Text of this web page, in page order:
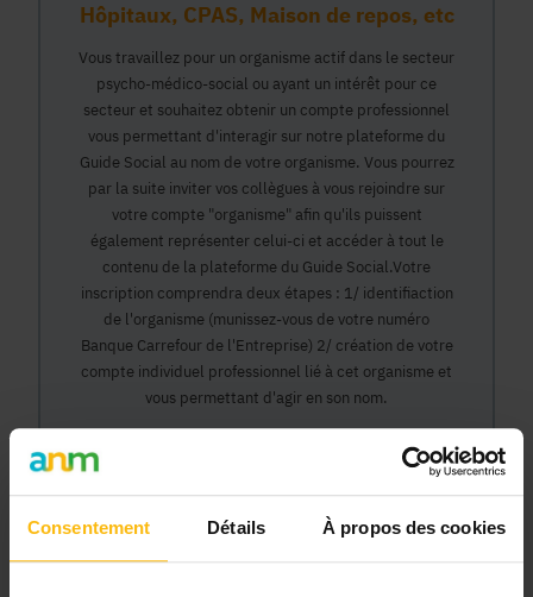
Consentement Détails À propos des cookies
Hôpitaux, CPAS, Maison de repos, etc
Vous travaillez pour un organisme actif dans le secteur
psycho-médico-social ou ayant un intérêt pour ce
secteur et souhaitez obtenir un compte professionnel
vous permettant d'interagir sur notre plateforme du
Guide Social au nom de votre organisme. Vous pourrez
par la suite inviter vos collègues à vous rejoindre sur
votre compte "organisme" afin qu'ils puissent
également représenter celui-ci et accéder à tout le
contenu de la plateforme du Guide Social.Votre
inscription comprendra deux étapes : 1/ identifiaction
de l'organisme (munissez-vous de votre numéro
Banque Carrefour de l'Entreprise) 2/ création de votre
compte individuel professionnel lié à cet organisme et
vous permettant d'agir en son nom.